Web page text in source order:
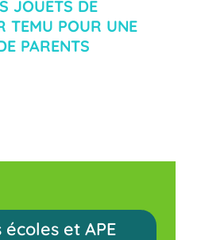
JOUETS DE
TEMU POUR UNE
PARENTS
et APE